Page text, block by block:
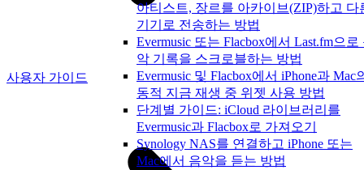
아티스트, 장르를 아카이브(ZIP)하고 다
기기로 전송하는 방법
Evermusic 또는 Flacbox에서 Last.fm으로
악 기록을 스크로블하는 방법
Evermusic 및 Flacbox에서 iPhone과 Mac
동적 지금 재생 중 위젯 사용 방법
단계별 가이드: iCloud 라이브러리를
Evermusic과 Flacbox로 가져오기
Synology NAS를 연결하고 iPhone 또는
Mac에서 음악을 듣는 방법
사용자 가이드